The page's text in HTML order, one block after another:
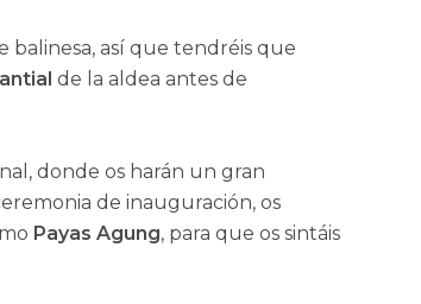
balinesa, así que tendréis que
de la aldea antes de
donde os harán un gran
de inauguración, os
Payas Agung, para que os sintáis